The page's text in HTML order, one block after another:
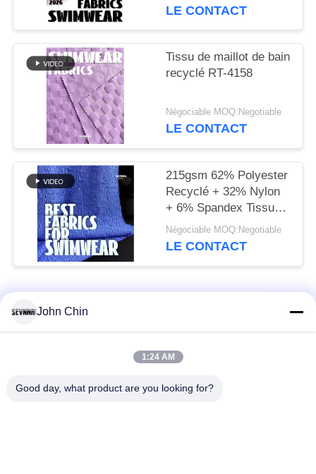
LE CONTACT
Tissu de maillot de bain
recyclé RT-4158
Négociable MOQ:Negotiable
LE CONTACT
215gsm 62% Polyester
Recyclé + 32% Nylon
+ 6% Spandex Tissu
Maillot de Bain Recyclé
RT-4646
Négociable MOQ:Negotiable
LE CONTACT
Catégories populaires
Tissu en nylon
John Chin
1:24 AM
Good day, what product are you looking for?